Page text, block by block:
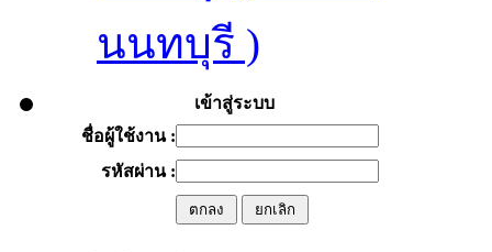
นนทบุรี )
เข้าสู่ระบบ
ชื่อผู้ใช้งาน :
รหัสผ่าน :